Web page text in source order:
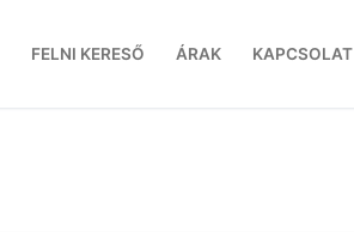
FELNI KERESŐ ÁRAK KAPCSOLAT